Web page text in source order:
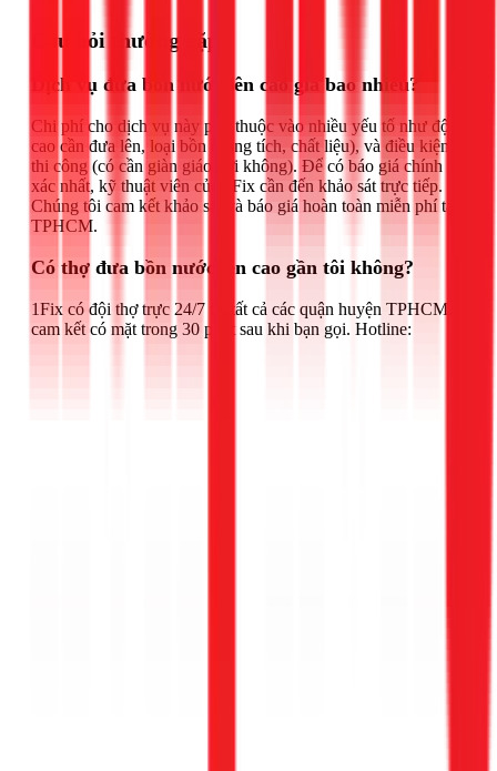
Câu hỏi thường gặp
Dịch vụ đưa bồn nước lên cao giá bao nhiêu?
Chi phí cho dịch vụ này phụ thuộc vào nhiều yếu tố như độ
cao cần đưa lên, loại bồn (dung tích, chất liệu), và điều kiện
thi công (có cần giàn giáo, tời không). Để có báo giá chính
xác nhất, kỹ thuật viên của 1Fix cần đến khảo sát trực tiếp.
Chúng tôi cam kết khảo sát và báo giá hoàn toàn miễn phí tại
TPHCM.
Có thợ đưa bồn nước lên cao gần tôi không?
1Fix có đội thợ trực 24/7 tại tất cả các quận huyện TPHCM,
cam kết có mặt trong 30 phút sau khi bạn gọi. Hotline: